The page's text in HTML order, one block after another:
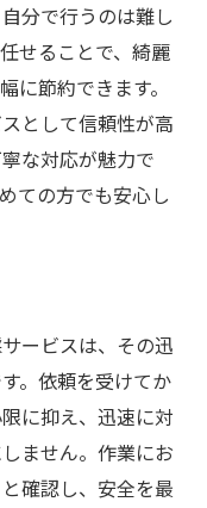
分で行うのは難し
せることで、綺麗
に節約できます。
として信頼性が高
な対応が魅力で
ての方でも安心し
ービスは、その迅
。依頼を受けてか
に抑え、迅速に対
ません。作業にお
確認し、安全を最